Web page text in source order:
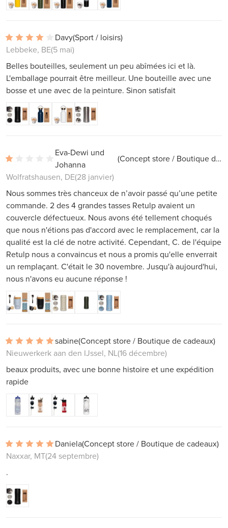
Davy(Sport / loisirs)
Lebbeke, BE(5 mai)
Belles bouteilles, seulement un peu abîmées ici et là.
L'emballage pourrait être meilleur. Une bouteille avec une
bosse et une avec de la peinture. Sinon satisfait
Eva-Dewi und
Johanna
(Concept store / Boutique de cadeaux)
Wolfratshausen, DE(28 janvier)
Nous sommes très chanceux de n’avoir passé qu’une petite
commande. 2 des 4 grandes tasses Retulp avaient un
couvercle défectueux. Nous avons été tellement choqués
que nous n'étions pas d'accord avec le remplacement, car la
qualité est la clé de notre activité. Cependant, C. de l'équipe
Retulp nous a convaincus et nous a promis qu'elle enverrait
un remplaçant. C'était le 30 novembre. Jusqu'à aujourd'hui,
nous n'avons eu aucune réponse !
sabine(Concept store / Boutique de cadeaux)
Nieuwerkerk aan den IJssel, NL(16 décembre)
beaux produits, avec une bonne histoire et une expédition
rapide
Daniela(Concept store / Boutique de cadeaux)
Naxxar, MT(24 septembre)
.